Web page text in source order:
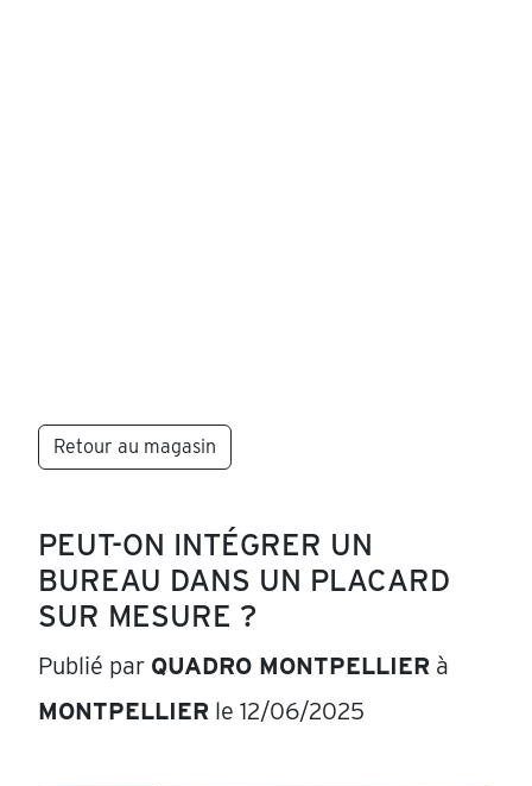
Retour au magasin
PEUT-ON INTÉGRER UN
BUREAU DANS UN PLACARD
SUR MESURE ?
Publié par QUADRO MONTPELLIER à
MONTPELLIER le 12/06/2025